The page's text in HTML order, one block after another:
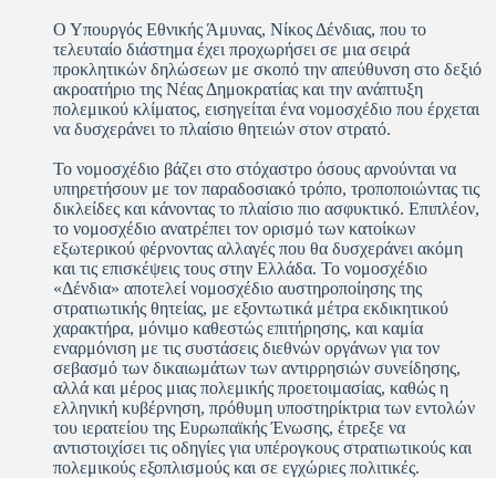
Ο Υπουργός Εθνικής Άμυνας, Νίκος Δένδιας, που το
τελευταίο διάστημα έχει προχωρήσει σε μια σειρά
προκλητικών δηλώσεων με σκοπό την απεύθυνση στο δεξιό
ακροατήριο της Νέας Δημοκρατίας και την ανάπτυξη
πολεμικού κλίματος, εισηγείται ένα νομοσχέδιο που έρχεται
να δυσχεράνει το πλαίσιο θητειών στον στρατό.
Το νομοσχέδιο βάζει στο στόχαστρο όσους αρνούνται να
υπηρετήσουν με τον παραδοσιακό τρόπο, τροποποιώντας τις
δικλείδες και κάνοντας το πλαίσιο πιο ασφυκτικό. Επιπλέον,
το νομοσχέδιο ανατρέπει τον ορισμό των κατοίκων
εξωτερικού φέρνοντας αλλαγές που θα δυσχεράνει ακόμη
και τις επισκέψεις τους στην Ελλάδα. Το νομοσχέδιο
«Δένδια» αποτελεί νομοσχέδιο αυστηροποίησης της
στρατιωτικής θητείας, με εξοντωτικά μέτρα εκδικητικού
χαρακτήρα, μόνιμο καθεστώς επιτήρησης, και καμία
εναρμόνιση με τις συστάσεις διεθνών οργάνων για τον
σεβασμό των δικαιωμάτων των αντιρρησιών συνείδησης,
αλλά και μέρος μιας πολεμικής προετοιμασίας, καθώς η
ελληνική κυβέρνηση, πρόθυμη υποστηρίκτρια των εντολών
του ιερατείου της Ευρωπαϊκής Ένωσης, έτρεξε να
αντιστοιχίσει τις οδηγίες για υπέρογκους στρατιωτικούς και
πολεμικούς εξοπλισμούς και σε εγχώριες πολιτικές.